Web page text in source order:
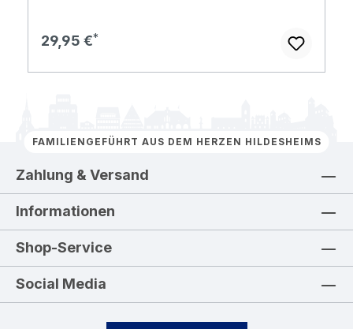
Regulärer Preis:
29,95 €
FAMILIENGEFÜHRT AUS DEM HERZEN HILDESHEIMS
Zahlung & Versand
Informationen
Shop-Service
Social Media